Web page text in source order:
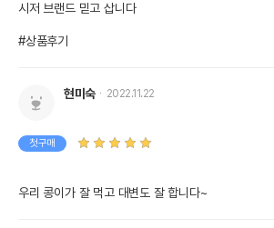
인
수분 11%
시저 브랜드 믿고 삽니다
#상품후기
현미숙 2022.11.22
첫구매
우리 콩이가 잘 먹고 대변도 잘 합니다~